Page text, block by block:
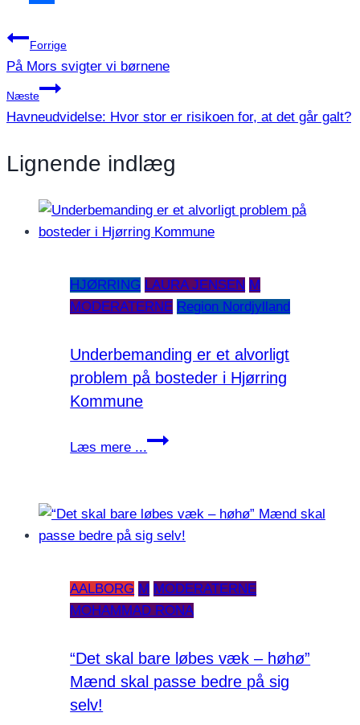
Indlægsnavigation
Forrige
På Mors svigter vi børnene
Næste
Havneudvidelse: Hvor stor er risikoen for, at det går galt?
Lignende indlæg
HJØRRING LAURA JENSEN M
MODERATERNE Region Nordjylland
Underbemanding er et alvorligt
problem på bosteder i Hjørring
Kommune
Læs mere ...
Underbemanding
på
i
Hjørring
AALBORG M MODERATERNE
MOHAMMAD RONA
“Det skal bare løbes væk – høhø”
Mænd skal passe bedre på sig
selv!